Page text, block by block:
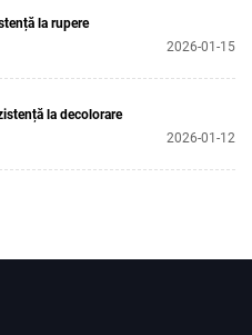
la rupere
2026-01-15
la decolorare
2026-01-12